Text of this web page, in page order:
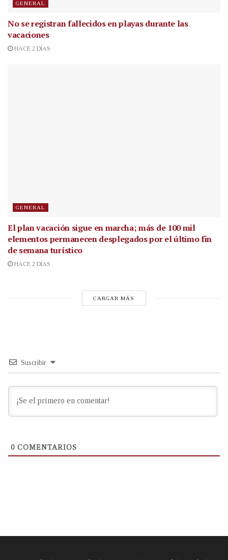
GENERAL
No se registran fallecidos en playas durante las
vacaciones
HACE 2 DÍAS
GENERAL
El plan vacación sigue en marcha; más de 100 mil
elementos permanecen desplegados por el último fin
de semana turístico
HACE 2 DÍAS
CARGAR MÁS
Suscribir
0 COMENTARIOS